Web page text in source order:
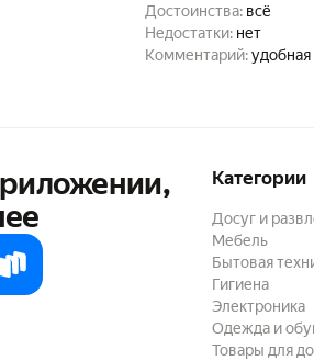
Достоинства: всё
Недостатки: нет
Комментарий:удобная
Категории
Досуг и
Мебель
Бытовая
Гигиена
Электроника
Одежда и
Товары для